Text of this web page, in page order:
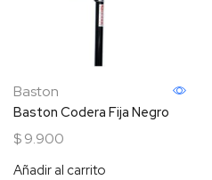
Baston
Baston Codera Fija Negro
$9.900
Añadir al carrito